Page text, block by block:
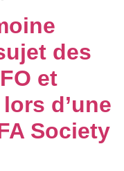
des
et
d’une
Society